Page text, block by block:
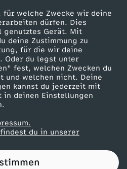
für welche Zwecke wir deine
dürfen. Dies
Gerät. Mit
deine Zustimmung zu
für die wir deine
Oder du legst unter
fest, welchen Zwecken du
und welchen nicht. Deine
kannst du jederzeit mit
in deinen Einstellungen
du in unserer